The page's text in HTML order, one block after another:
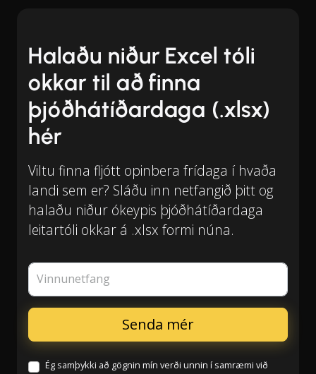
Halaðu niður Excel tóli
okkar til að finna
þjóðhátíðardaga (.xlsx)
hér
Viltu finna fljótt opinbera frídaga í hvaða
landi sem er? Sláðu inn netfangið þitt og
halaðu niður ókeypis þjóðhátíðardaga
leitartóli okkar á .xlsx formi núna.
Vinnunetfang
Ég samþykki að gögnin mín verði unnin í samræmi við